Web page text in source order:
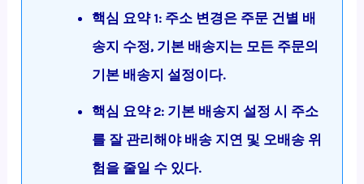
핵심 요약 1: 주소 변경은 주문 건별 배
송지 수정, 기본 배송지는 모든 주문의
기본 배송지 설정이다.
핵심 요약 2: 기본 배송지 설정 시 주소
를 잘 관리해야 배송 지연 및 오배송 위
험을 줄일 수 있다.